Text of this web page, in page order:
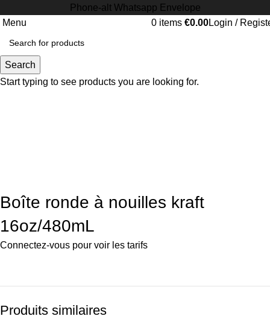
Phone-alt Whatsapp Envelope
Menu
0 items €0.00Login /
Boîte ronde à nouilles kraft
16oz/480mL
Connectez-vous pour voir les tarifs
Produits similaires
Search
Start typing to see products you are looking for.